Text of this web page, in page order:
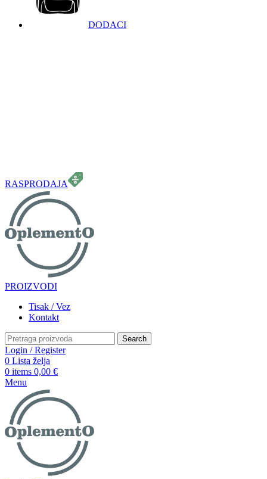
DODACI
RASPRODAJA
PROIZVODI
Tisak / Vez
Kontakt
Search
Login / Register
0 Lista želja
0 items 0,00 €
Menu